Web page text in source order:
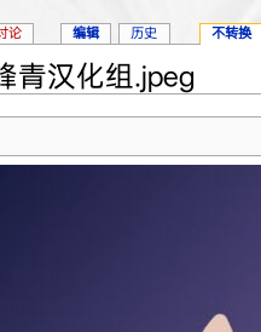
青汉化组.jpeg
论 编辑 历史 不转换